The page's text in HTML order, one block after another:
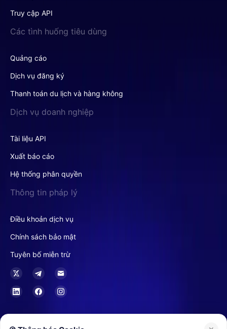
Truy cập API
Các tình huống tiêu dùng
Quảng cáo
Dịch vụ đăng ký
Thanh toán du lịch và hàng không
Dịch vụ doanh nghiệp
Tài liệu API
Xuất báo cáo
Hệ thống phân quyền
Thông tin pháp lý
Điều khoản dịch vụ
Chính sách bảo mật
Tuyên bố miễn trừ